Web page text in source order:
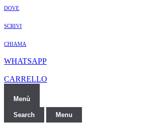
DOVE
SCRIVI
CHIAMA
WHATSAPP
CARRELLO
Menù
Search Menu